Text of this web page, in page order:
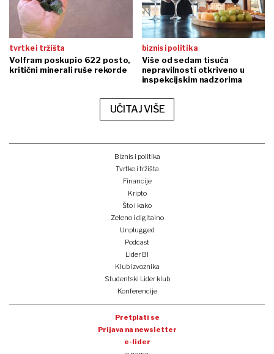
tvrtke i tržišta
Volfram poskupio 622 posto,
kritični minerali ruše rekorde
biznis i politika
Više od sedam tisuća
nepravilnosti otkriveno u
inspekcijskim nadzorima
UČITAJ VIŠE
Biznis i politika
Tvrtke i tržišta
Financije
Kripto
Što i kako
Zeleno i digitalno
Unplugged
Podcast
Lider BI
Klub izvoznika
Studentski Lider klub
Konferencije
Pretplati se
Prijava na newsletter
e-lider